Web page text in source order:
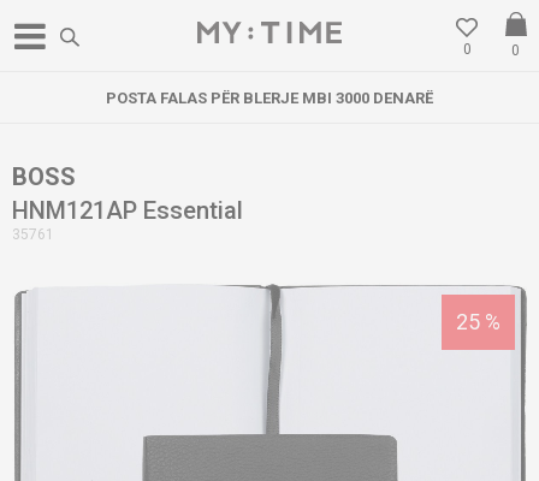
0
0
POSTA FALAS PËR BLERJE MBI 3000 DENARË
BOSS
HNM121AP Essential
35761
25 %